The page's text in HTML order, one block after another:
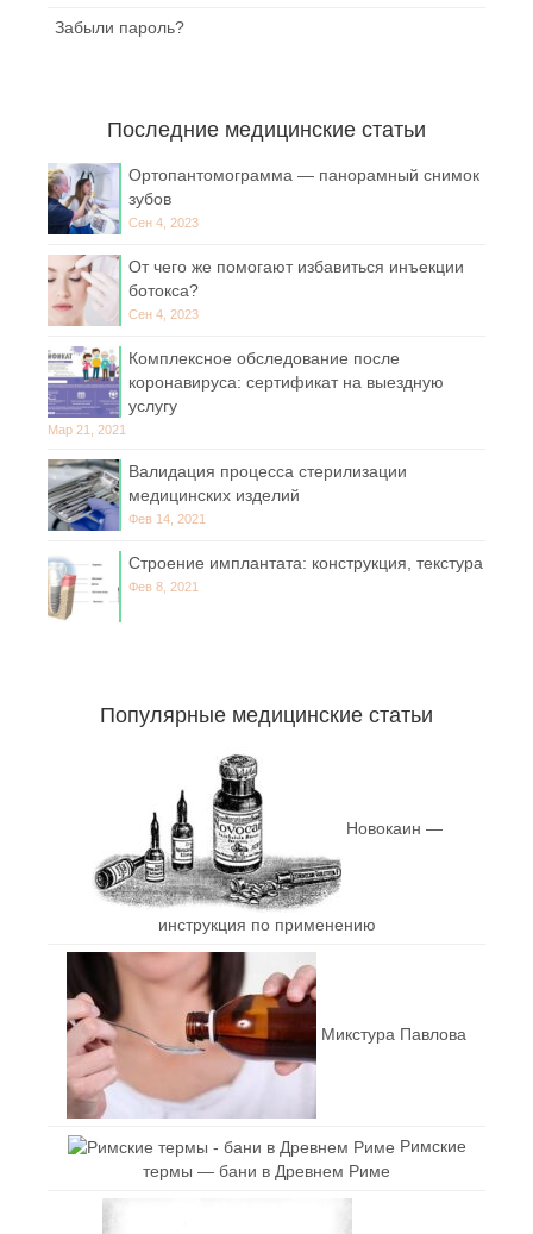
Забыли пароль?
Последние медицинские статьи
Ортопантомограмма — панорамный снимок
зубов
Сен 4, 2023
От чего же помогают избавиться инъекции
ботокса?
Сен 4, 2023
Комплексное обследование после
коронавируса: сертификат на выездную
услугу
Мар 21, 2021
Валидация процесса стерилизации
медицинских изделий
Фев 14, 2021
Строение имплантата: конструкция, текстура
Фев 8, 2021
Популярные медицинские статьи
Новокаин —
инструкция по применению
Микстура Павлова
Римские
термы — бани в Древнем Риме